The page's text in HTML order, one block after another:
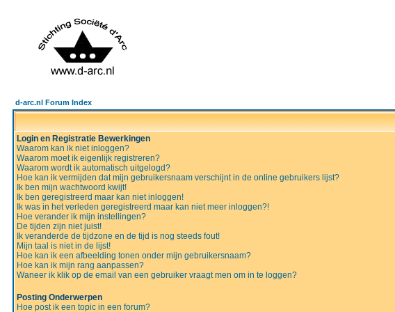
d-arc.nl Forum Index
Login en Registratie Bewerkingen
Waarom kan ik niet inloggen?
Waarom moet ik eigenlijk registreren?
Waarom wordt ik automatisch uitgelogd?
Hoe kan ik vermijden dat mijn gebruikersnaam verschijnt in de online gebruikers lijst?
Ik ben mijn wachtwoord kwijt!
Ik ben geregistreerd maar kan niet inloggen!
Ik was in het verleden geregistreerd maar kan niet meer inloggen?!
Hoe verander ik mijn instellingen?
De tijden zijn niet juist!
Ik veranderde de tijdzone en de tijd is nog steeds fout!
Mijn taal is niet in de lijst!
Hoe kan ik een afbeelding tonen onder mijn gebruikersnaam?
Hoe kan ik mijn rang aanpassen?
Waneer ik klik op de email van een gebruiker vraagt men om in te loggen?
Posting Onderwerpen
Hoe post ik een topic in een forum?